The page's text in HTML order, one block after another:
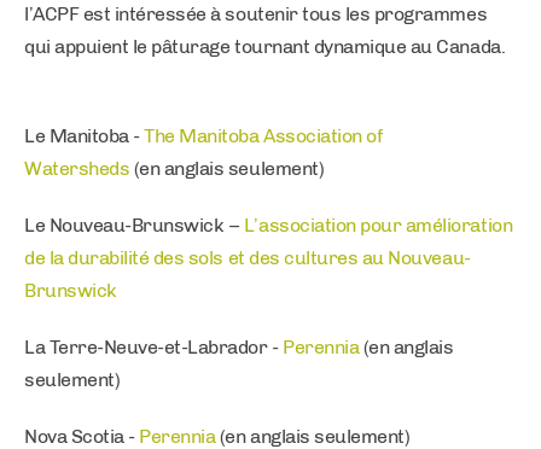
l’ACPF est intéressée à soutenir tous les programmes
qui appuient le pâturage tournant dynamique au Canada.
Le Manitoba -The Manitoba Association of
Watersheds (en anglais seulement)
Le Nouveau-Brunswick – L’association pour amélioration
de la durabilité des sols et des cultures au Nouveau-
Brunswick
La Terre-Neuve-et-Labrador - Perennia(en anglais
seulement)
Nova Scotia - Perennia(en anglais seulement)